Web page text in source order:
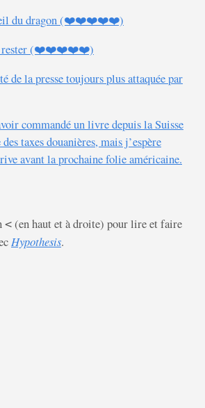
du dragon (❤️❤️❤️❤️❤️)
rester (❤️❤️❤️❤️❤️)
la presse toujours plus attaquée par
commandé un livre depuis la Suisse
taxes douanières, mais j’espère
avant la prochaine folie américaine.
< (en haut et à droite) pour lire et faire
Hypothesis.